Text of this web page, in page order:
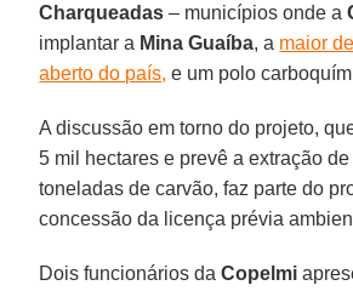
Charqueadas – municípios onde a
implantar a Mina Guaíba, a maior
aberto do país, e um polo
A discussão em torno do projeto,
5 mil hectares e prevê a extração
toneladas de carvão, faz parte do
concessão da licença prévia
Dois funcionários daCopelmi